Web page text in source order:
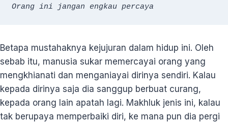
Orang ini jangan engkau percaya
Betapa mustahaknya kejujuran dalam hidup ini. Oleh
sebab itu, manusia sukar memercayai orang yang
mengkhianati dan menganiayai dirinya sendiri. Kalau
kepada dirinya saja dia sanggup berbuat curang,
kepada orang lain apatah lagi. Makhluk jenis ini, kalau
tak berupaya memperbaiki diri, ke mana pun dia pergi